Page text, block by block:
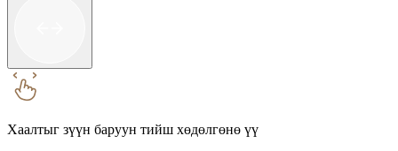
Хаалтыг зүүн баруун тийш хөдөлгөнө үү